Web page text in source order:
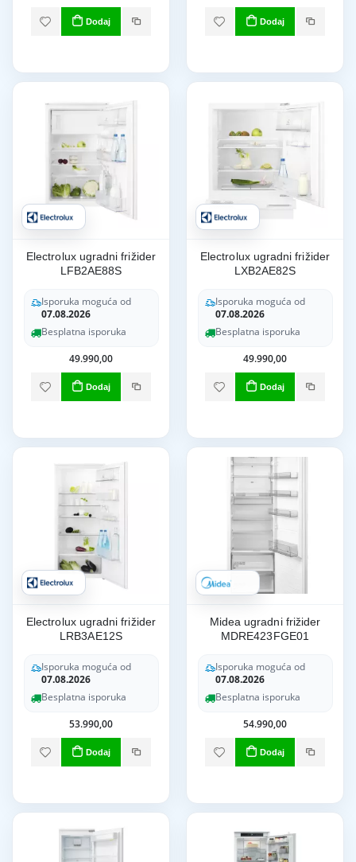
Dodaj Dodaj
Electrolux ugradni frižider
LFB2AE88S
Isporuka moguća od
07.08.2026
Besplatna isporuka
49.990,00
Dodaj
Electrolux ugradni frižider
LXB2AE82S
Isporuka moguća od
07.08.2026
Besplatna isporuka
49.990,00
Dodaj
Electrolux ugradni frižider
LRB3AE12S
Isporuka moguća od
07.08.2026
Besplatna isporuka
53.990,00
Dodaj
Midea ugradni frižider
MDRE423FGE01
Isporuka moguća od
07.08.2026
Besplatna isporuka
54.990,00
Dodaj